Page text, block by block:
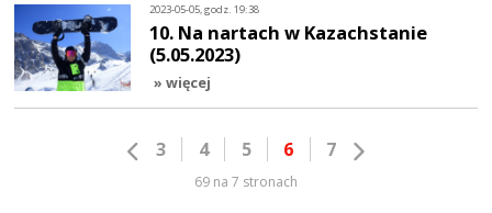
2023-05-05, godz. 19:38
10. Na nartach w Kazachstanie
(5.05.2023)
» więcej
3 4 5 6 7
69 na 7 stronach